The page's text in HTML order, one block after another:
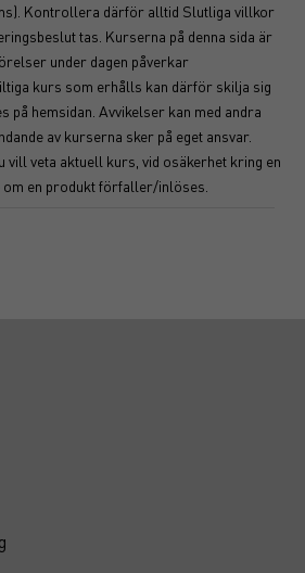
Kontrollera därför alltid Slutliga villkor
tas. Kurserna på denna sida är
under dagen påverkar
kurs som erhålls kan därför skilja sig
på hemsidan. Avvikelser kan med andra
av kurserna sker på eget ansvar.
vill veta aktuell kurs, vid osäkerhet kring en
en produkt förfaller/inlöses.